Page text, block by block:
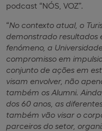
podcast “NÓS, VOZ”.
“No contexto atual, o
demonstrado resultados
fenómeno, a
compromisso em
conjunto de ações em
visam envolver, não
também os Alumni.
dos 60 anos, as
também vão visar o
parceiros do setor,